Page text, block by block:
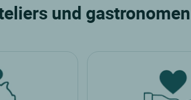
und gastronomen